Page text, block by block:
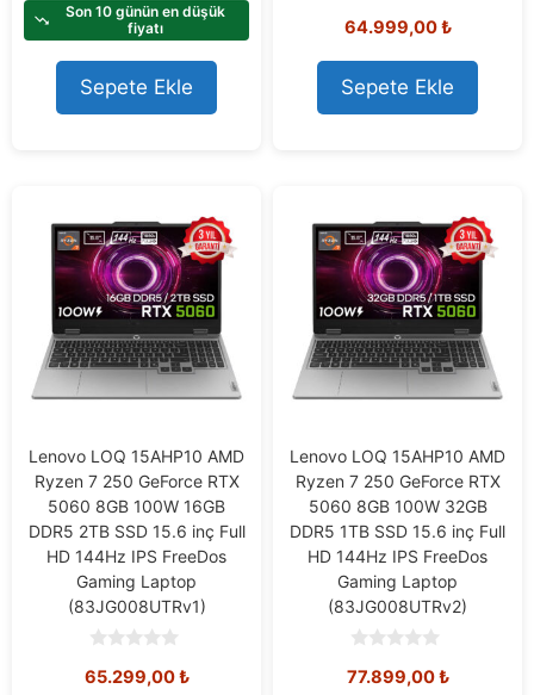
t
f
5
Son 10 günün en düşük
fiyatı
Sepete Ekle
o
t
o
f
5
64.999,00₺
Sepete Ekle
Lenovo LOQ 15AHP10 AMD
Ryzen 7 250 GeForce RTX
5060 8GB 100W 16GB
DDR5 2TB SSD 15.6 inç Full
HD 144Hz IPS FreeDos
Gaming Laptop
(83JG008UTRv1)
o
65.299,00₺
Lenovo LOQ 15AHP10 AMD
Ryzen 7 250 GeForce RTX
5060 8GB 100W 32GB
DDR5 1TB SSD 15.6 inç Full
HD 144Hz IPS FreeDos
Gaming Laptop
(83JG008UTRv2)
o
77.899,00₺